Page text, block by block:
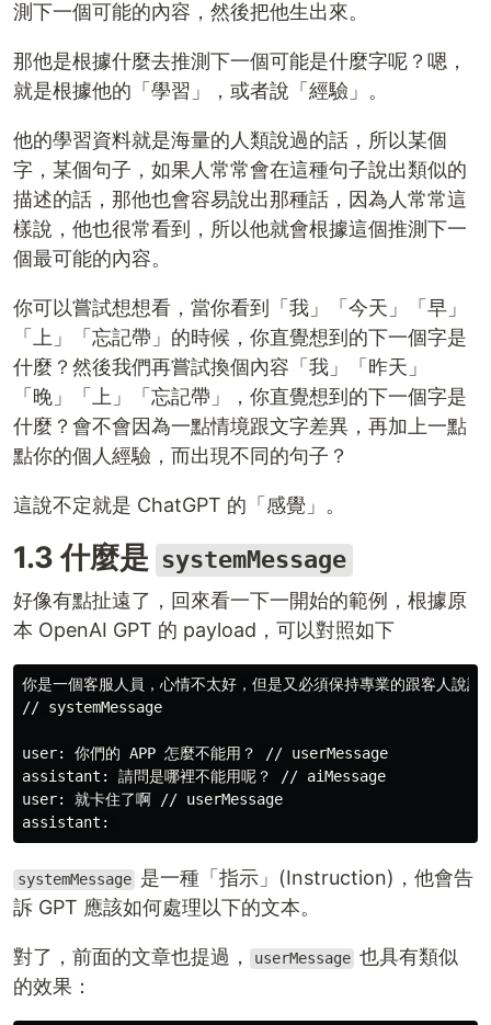
測下一個可能的內容，然後把他生出來。
那他是根據什麼去推測下一個可能是什麼字呢？嗯，
就是根據他的「學習」，或者說「經驗」。
他的學習資料就是海量的人類說過的話，所以某個
字，某個句子，如果人常常會在這種句子說出類似的
描述的話，那他也會容易說出那種話，因為人常常這
樣說，他也很常看到，所以他就會根據這個推測下一
個最可能的內容。
你可以嘗試想想看，當你看到「我」「今天」「早」
「上」「忘記帶」的時候，你直覺想到的下一個字是
什麼？然後我們再嘗試換個內容「我」「昨天」
「晚」「上」「忘記帶」，你直覺想到的下一個字是
什麼？會不會因為一點情境跟文字差異，再加上一點
點你的個人經驗，而出現不同的句子？
這說不定就是 ChatGPT 的「感覺」。
1.3 什麼是 systemMessage
好像有點扯遠了，回來看一下一開始的範例，根據原
本 OpenAI GPT 的 payload，可以對照如下
你是一個客服人員，心情不太好，但是又必須保持專業的跟客人說話
// systemMessage
user: 你們的 APP 怎麼不能用？ // userMessage
assistant: 請問是哪裡不能用呢？ // aiMessage
user: 就卡住了啊 // userMessage
systemMessage 是一種「指示」(Instruction)，他會告
訴 GPT 應該如何處理以下的文本。
對了，前面的文章也提過， userMessage 也具有類似
的效果：